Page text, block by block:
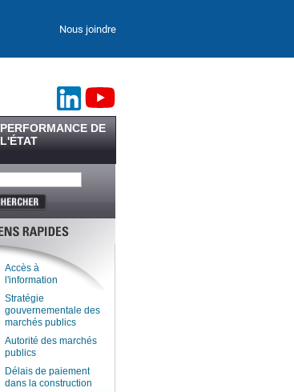
Nous joindre
PERFORMANCE DE
L'ÉTAT
Accès à
l'information
Stratégie
gouvernementale des
marchés publics
Autorité des marchés
publics
Délais de paiement
dans la construction